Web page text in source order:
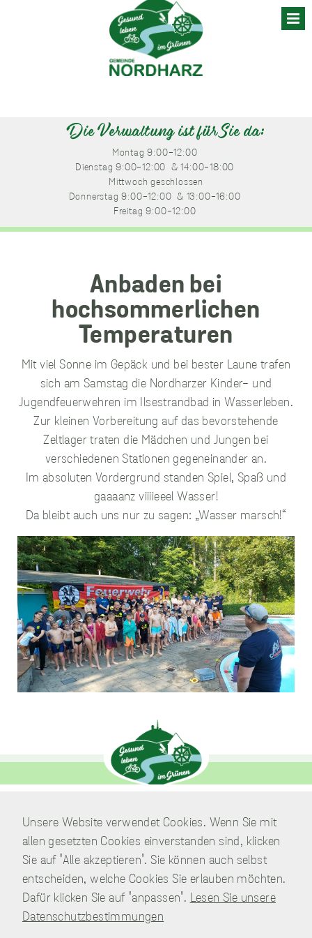
Die Verwaltung ist für Sie da:
Montag 9:00-12:00
Dienstag 9:00-12:00 & 14:00-18:00
Mittwoch geschlossen
Donnerstag 9:00-12:00 & 13:00-16:00
Freitag 9:00-12:00
Mit viel Sonne im Gepäck und bei bester Laune trafen
sich am Samstag die Nordharzer Kinder- und
Jugendfeuerwehren im Ilsestrandbad in Wasserleben.
Zur kleinen Vorbereitung auf das bevorstehende
Zeltlager traten die Mädchen und Jungen bei
verschiedenen Stationen gegeneinander an.
Im absoluten Vordergrund standen Spiel, Spaß und
gaaaanz viiiieeel Wasser!
Da bleibt auch uns nur zu sagen: „Wasser marsch!“
Verwaltung
Am Park 7
38871 Nordharz / OT Wasserleben
Telefon:039451.600 0
E-Mail:Schreiben Sie uns!
Unsere Website verwendet Cookies. Wenn Sie mit
allen gesetzten Cookies einverstanden sind, klicken
Sie auf "Alle akzeptieren". Sie können auch selbst
entscheiden, welche Cookies Sie erlauben möchten.
Dafür klicken Sie auf "anpassen". Lesen Sie unsere
Datenschutzbestimmungen
unverzichtbare
Cookies
Diese Cookies
sind
unverzichtbar,
damit wir Ihnen
grundlegende
und sichere
Funktionen
unserer Website
zur Verfügung
stellen können.
Sie werden nicht
eingesetzt, um
Informationen
über Sie für
andere Zwecke
wie Marketing
oder Analysen zu
sammeln.
Performance
Cookies
die Leistung unserer
Website, Ihren Besuch
sowie Ihre Nutzung
unserer Website zu
die unsere Website
genutzt haben und die
Seiten, die bei unseren
Besuchern beliebt
sind. Diese Cookies
Informationen, die